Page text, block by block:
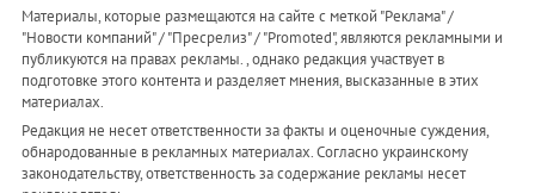
Материалы, которые размещаются на сайте с меткой "Реклама" /
"Новости компаний" / "Пресрелиз" / "Promoted", являются рекламными и
публикуются на правах рекламы. , однако редакция участвует в
подготовке этого контента и разделяет мнения, высказанные в этих
материалах.
Редакция не несет ответственности за факты и оценочные суждения,
обнародованные в рекламных материалах. Согласно украинскому
законодательству, ответственность за содержание рекламы несет